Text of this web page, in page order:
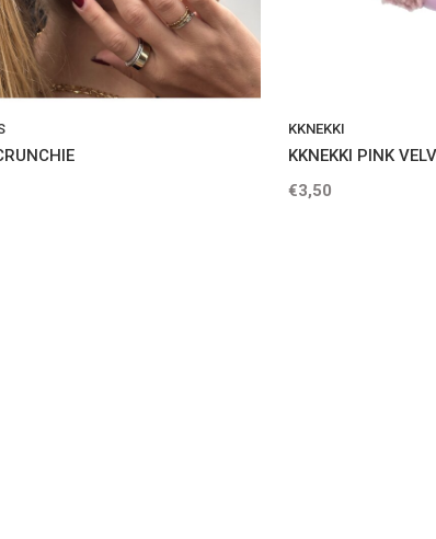
KKNEKKI
KKNEKKI PINK
€3,50